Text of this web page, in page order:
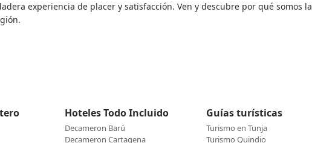
experiencia de placer y satisfacción. Ven y descubre por qué somos la
Hoteles Todo Incluido
Decameron Barú
Decameron Cartagena
Guías turísticas
Turismo en Tunja
Turismo Quindio